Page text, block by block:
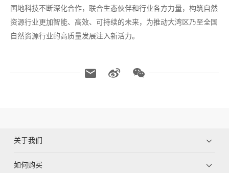
国地科技不断深化合作，联合生态伙伴和行业各方力量，构筑自然
资源行业更加智能、高效、可持续的未来，为推动大湾区乃至全国
自然资源行业的高质量发展注入新活力。
关于我们
如何购买